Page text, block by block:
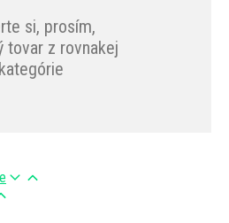
si, prosím,
tovar z rovnakej
kategórie